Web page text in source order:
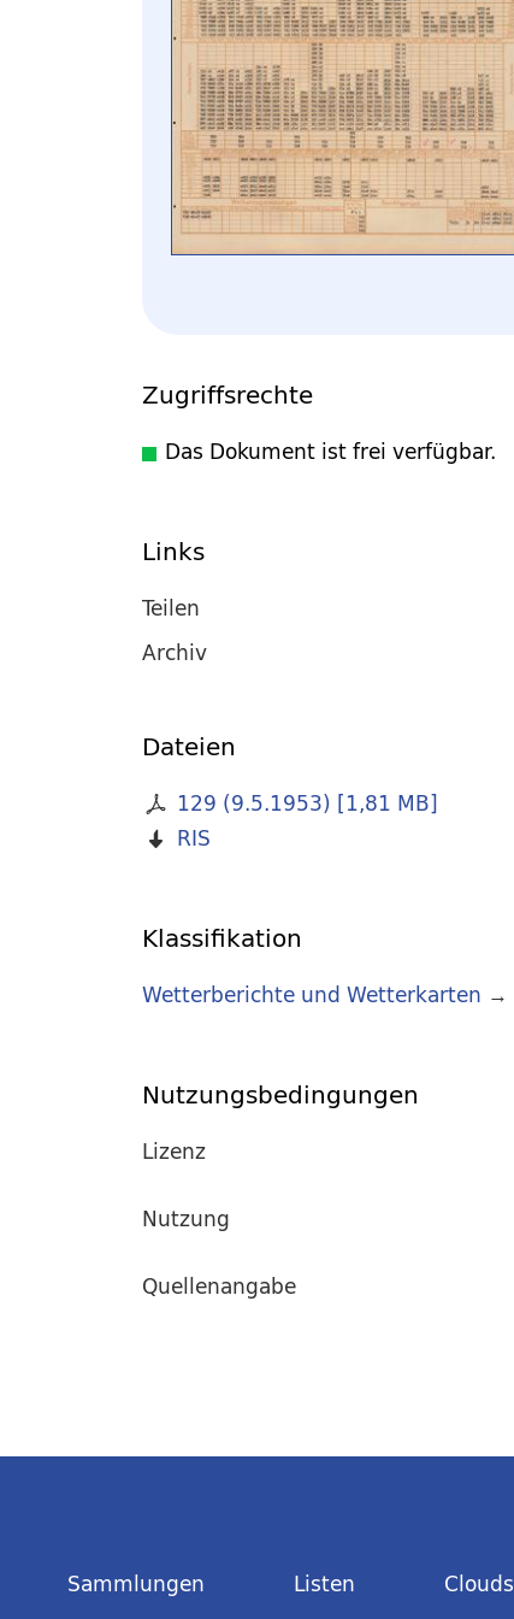
Zugriffsrechte
Das Dokument ist frei verfügbar.
Links
Teilen
Archiv
Dateien
129 (9.5.1953) [1,81 MB]
RIS
Klassifikation
Wetterberichte und Wetterkarten →
Nutzungsbedingungen
Lizenz
Nutzung
Quellenangabe
Sammlungen Listen Clouds